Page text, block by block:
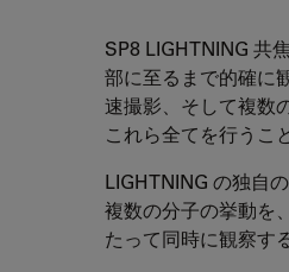
SP8 LIGHTNING 共
部に至るまで的確に
速撮影、そして複数
これら全てを行うこ
LIGHTNING の独自
複数の分子の挙動を
たって同時に観察す